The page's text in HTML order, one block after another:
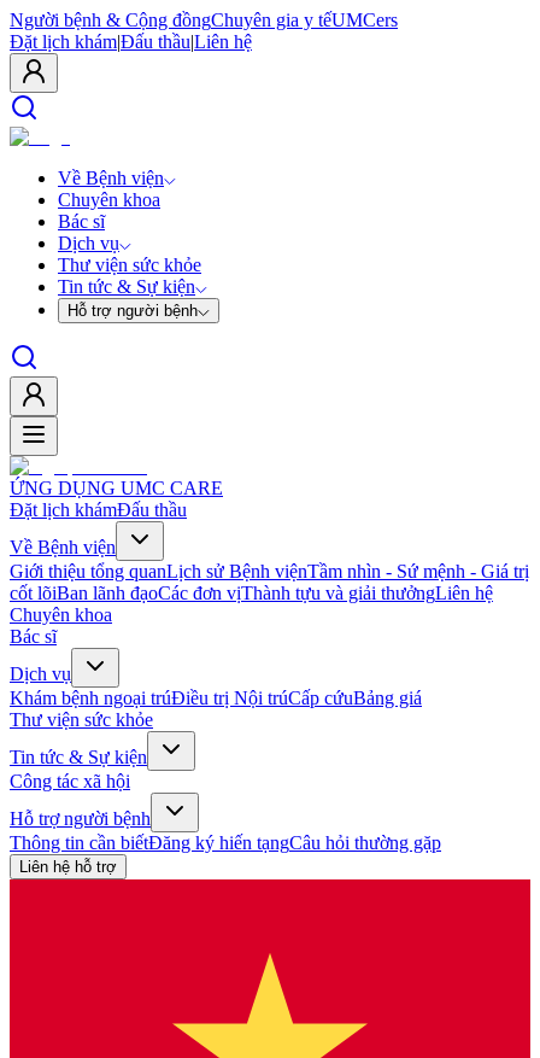
Người bệnh & Cộng đồngChuyên gia y tếUMCers
Đặt lịch khám|Đấu thầu|Liên hệ
Về Bệnh viện
Chuyên khoa
Bác sĩ
Dịch vụ
Thư viện sức khỏe
Tin tức & Sự kiện
Hỗ trợ người bệnh
ỨNG DỤNG UMC CARE
Đặt lịch khámĐấu thầu
Về Bệnh viện
Giới thiệu tổng quanLịch sử Bệnh việnTầm nhìn - Sứ mệnh - Giá trị
cốt lõiBan lãnh đạoCác đơn vịThành tựu và giải thưởngLiên hệ
Chuyên khoa
Bác sĩ
Dịch vụ
Khám bệnh ngoại trúĐiều trị Nội trúCấp cứuBảng giá
Thư viện sức khỏe
Tin tức & Sự kiện
Công tác xã hội
Hỗ trợ người bệnh
Thông tin cần biếtĐăng ký hiến tạngCâu hỏi thường gặp
Liên hệ hỗ trợ